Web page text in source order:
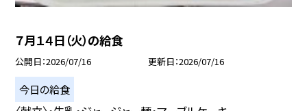
７月１４日（火）の給食
公開日 2026/07/16 更新日 2026/07/16
今日の給食